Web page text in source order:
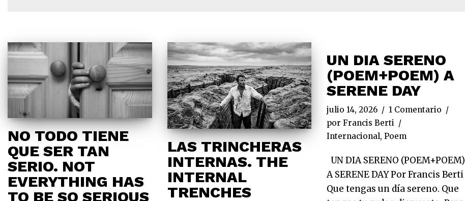
NO TODO TIENE
QUE SER TAN
SERIO. NOT
EVERYTHING HAS
TO BE SO SERIOUS
LAS TRINCHERAS
INTERNAS. THE
INTERNAL
TRENCHES
UN DIA SERENO
(POEM+POEM) A
SERENE DAY
julio 14, 2026
1 Comentario
porFrancis Berti
Internacional,Poem
UN DIA SERENO (POEM+POEM)
A SERENE DAY Por Francis Berti
Que tengas un día sereno. Que